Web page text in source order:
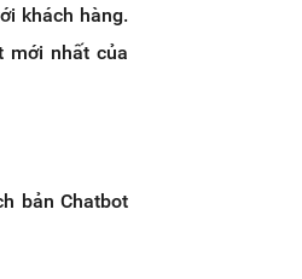
khách hàng.
mới nhất của
bản Chatbot